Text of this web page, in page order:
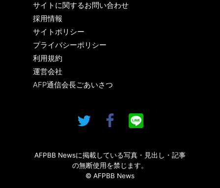
サイトに関するお問い合わせ
採用情報
サイトポリシー
プライバシーポリシー
利用規約
運営会社
AFP通信会長ごあいさつ
AFPBB Newsに掲載している写真・見出し・記事
の無断使用を禁じます。
© AFPBB News